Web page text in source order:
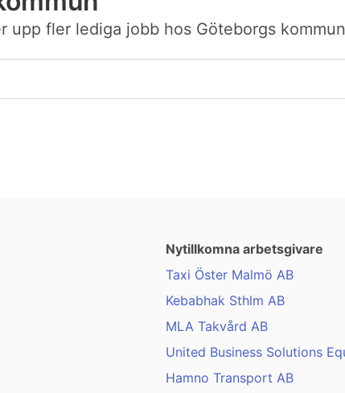
fler lediga jobb hos Göteborgs
Nytillkomna arbetsgivare
Taxi Öster Malmö AB
Kebabhak Sthlm AB
MLA Takvård AB
United Business Solutions
Hamno Transport AB